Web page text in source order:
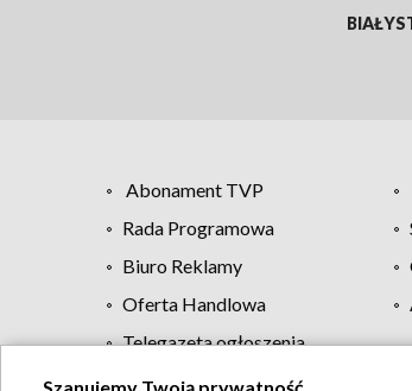
Abonament TVP
Rada Programowa
Biuro Reklamy
Oferta Handlowa
Telegazeta ogłoszenia